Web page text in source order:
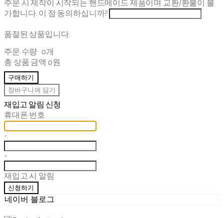
주문 시 제작이 시작되는 핸드메이드 제품이며 교환/환불이 불
가합니다. 이 점 동의하십니까?
품절된 상품입니다.
주문 수량
0개
총 상품 금액 0원
구매하기
장바구니에 담기
재입고 알림 신청
휴대폰 번호
-
-
재입고 시 알림
신청하기
네이버 블로그